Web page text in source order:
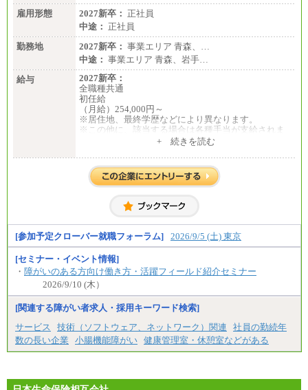
雇用形態
2027新卒： 正社員
中途： 正社員
勤務地
2027新卒： 事業エリア 青森、…
中途： 事業エリア 青森、岩手…
給与
2027新卒：
全職種共通
初任給
（月給）254,000円～
※居住地、最終学歴などにより異なります。
※この他に、該当する場合は各種手当が支給されま
中途：
全職種共通
※居住地、年齢により異なります。
※この他に、該当する場合は各種手当が支給されま
す。
※試用期間中も給与に変更はございません
+ 続きを読む
[参加予定クローバー就職フォーラム] 2026/9/5 (土) 東京
[セミナー・イベント情報]
・ 障がいのある方向け働き方・活躍フィールド紹介セミナー
2026/9/10 (木）
[関連する障がい者求人・採用キーワード検索]
サービス
技術（ソフトウェア、ネットワーク）関連
社員の勤続年
数の長い企業
小腸機能障がい 健康管理室・休憩室などがある